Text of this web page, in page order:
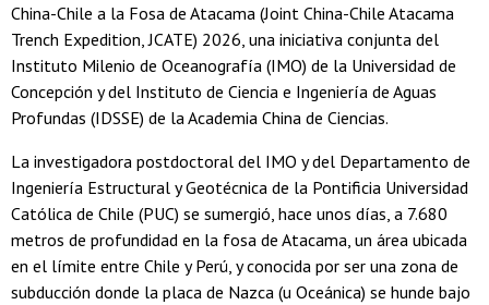
China-Chile a la Fosa de Atacama (Joint China-Chile Atacama
Trench Expedition, JCATE) 2026, una iniciativa conjunta del
Instituto Milenio de Oceanografía (IMO) de la Universidad de
Concepción y del Instituto de Ciencia e Ingeniería de Aguas
Profundas (IDSSE) de la Academia China de Ciencias.
La investigadora postdoctoral del IMO y del Departamento de
Ingeniería Estructural y Geotécnica de la Pontificia Universidad
Católica de Chile (PUC) se sumergió, hace unos días, a 7.680
metros de profundidad en la fosa de Atacama, un área ubicada
en el límite entre Chile y Perú, y conocida por ser una zona de
subducción donde la placa de Nazca (u Oceánica) se hunde bajo